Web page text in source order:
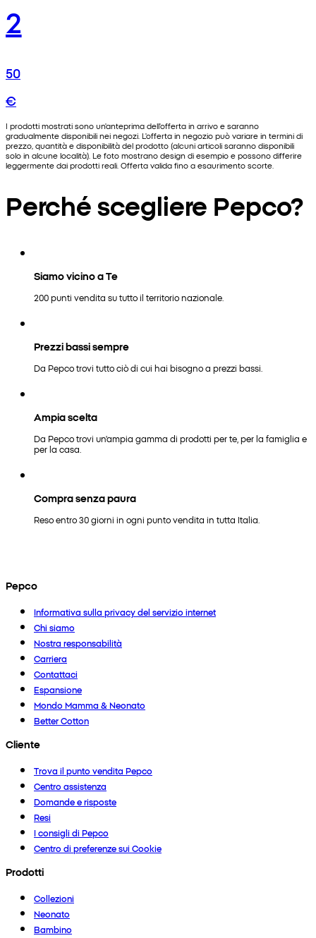
2
50
€
I prodotti mostrati sono un'anteprima dell'offerta in arrivo e saranno
gradualmente disponibili nei negozi. L'offerta in negozio può variare in termini di
prezzo, quantità e disponibilità del prodotto (alcuni articoli saranno disponibili
solo in alcune località). Le foto mostrano design di esempio e possono differire
leggermente dai prodotti reali. Offerta valida fino a esaurimento scorte.
Perché scegliere Pepco?
Siamo vicino a Te
200 punti vendita su tutto il territorio nazionale.
Prezzi bassi sempre
Da Pepco trovi tutto ciò di cui hai bisogno a prezzi bassi.
Ampia scelta
Da Pepco trovi un'ampia gamma di prodotti per te, per la famiglia e
per la casa.
Compra senza paura
Reso entro 30 giorni in ogni punto vendita in tutta Italia.
Pepco
Informativa sulla privacy del servizio internet
Chi siamo
Nostra responsabilità
Carriera
Contattaci
Espansione
Mondo Mamma & Neonato
Better Cotton
Cliente
Trova il punto vendita Pepco
Centro assistenza
Domande e risposte
Resi
I consigli di Pepco
Centro di preferenze sui Cookie
Prodotti
Collezioni
Neonato
Bambino